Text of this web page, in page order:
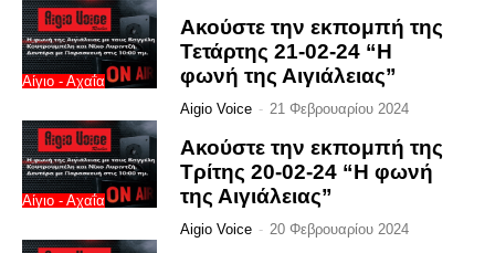
Αίγιο - Αχαΐα
Ακούστε την εκπομπή της
Τετάρτης 21-02-24 “Η
φωνή της Αιγιάλειας”
Aigio Voice - 21 Φεβρουαρίου 2024
Αίγιο - Αχαΐα
Ακούστε την εκπομπή της
Τρίτης 20-02-24 “Η φωνή
της Αιγιάλειας”
Aigio Voice - 20 Φεβρουαρίου 2024